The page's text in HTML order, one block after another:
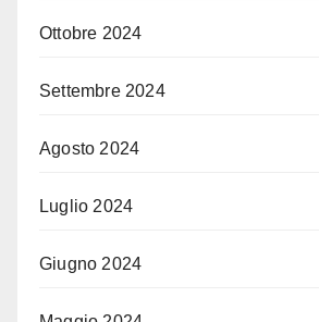
Ottobre 2024
Settembre 2024
Agosto 2024
Luglio 2024
Giugno 2024